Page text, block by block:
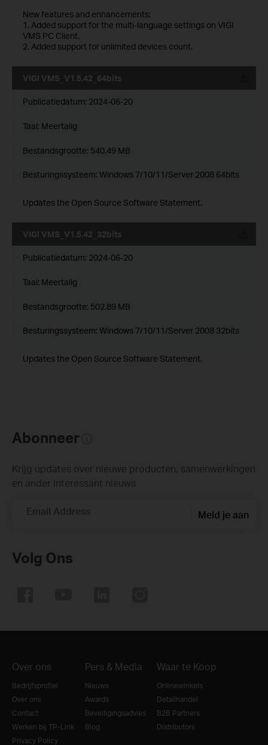
New features and enhancements:
1. Added support for the multi-language settings on VIGI
VMS PC Client.
2. Added support for unlimited devices count.
VIGI VMS_V1.5.42_64bits
Publicatiedatum: 2024-06-20
Taal: Meertalig
Bestandsgrootte: 540.49 MB
Besturingssysteem: Windows 7/10/11/Server 2008 64bits
Updates the Open Source Software Statement.
VIGI VMS_V1.5.42_32bits
Publicatiedatum: 2024-06-20
Taal: Meertalig
Bestandsgrootte: 502.89 MB
Besturingssysteem: Windows 7/10/11/Server 2008 32bits
Updates the Open Source Software Statement.
Abonneer
Krijg updates over nieuwe producten, samenwerkingen
en ander interessant nieuws
Email Address Meld je aan
Volg Ons
Over ons
Bedrijfsprofiel
Over ons
Contact
Werken bij TP-Link
Privacy Policy
Pers & Media
Nieuws
Awards
Beveiligingsadvies
Blog
Waar te Koop
Onlinewinkels
Detailhandel
B2B Partners
Distributors